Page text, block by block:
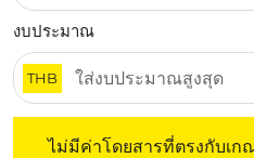
งบประมาณ
THB
ไม่มีค่าโดยสารที่ตรงกับเ